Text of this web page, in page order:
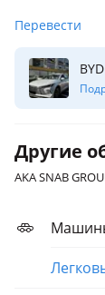
Перевести
Другие
AKA SNAB